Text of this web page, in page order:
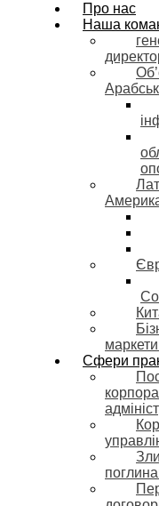
Про нас
Наша
Сфери